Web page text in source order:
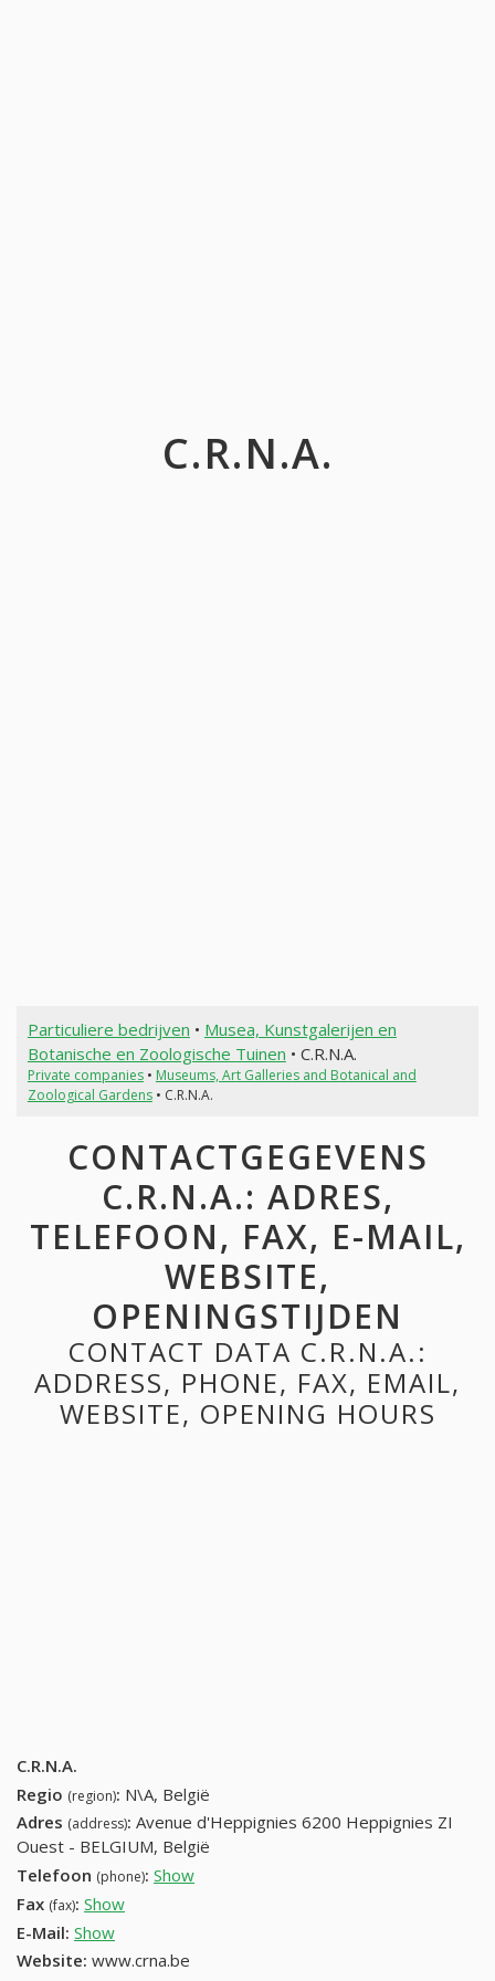
C.R.N.A.
Particuliere bedrijven • Musea, Kunstgalerijen en
Botanische en Zoologische Tuinen • C.R.N.A.
Private companies• Museums, Art Galleries and Botanical and
Zoological Gardens• C.R.N.A.
CONTACTGEGEVENS
C.R.N.A.: ADRES,
TELEFOON, FAX, E-MAIL,
WEBSITE,
OPENINGSTIJDEN
CONTACT DATA C.R.N.A.:
ADDRESS, PHONE, FAX, EMAIL,
WEBSITE, OPENING HOURS
C.R.N.A.
Regio (region): N\A, België
Adres (address): Avenue d'Heppignies 6200 Heppignies ZI
Ouest - BELGIUM, België
Telefoon (phone): Show
Fax (fax): Show
E-Mail: Show
Website: www.crna.be